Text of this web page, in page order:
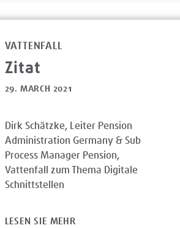
VATTENFALL
Zitat
29. MARCH 2021
Dirk Schätzke, Leiter Pension
Administration Germany & Sub
Process Manager Pension,
Vattenfall zum Thema Digitale
Schnittstellen
LESEN SIE MEHR